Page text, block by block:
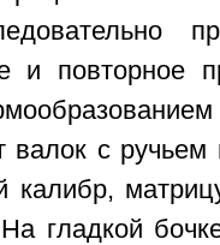
и повторное
валок с
калибр,
гладкой